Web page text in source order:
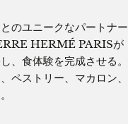
のユニークなパートナー
HERMÉ PARISが
、食体験を完成させる。
ペストリー、マカロン、